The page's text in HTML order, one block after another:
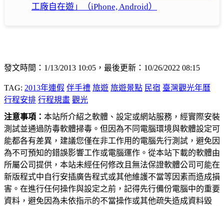
工廠自在遊」（iPhone, Android）
發文時間：1/13/2013 10:05，最後更新：10/26/2022 08:15
TAG: 2013年連假 伴手禮 旅遊 旅遊景點 民宿 臺灣觀光年曆
行程安排 行程規畫 觀光
注意事項： 本站所介紹之軟體、設定或網站服務，經實際安裝
測試並通過防毒軟體掃毒。但因為不同電腦環境與軟體設定可
能都各有差異，建議您僅在非工作用的電腦先行測試，避免因
為不可預知的錯誤影響工作或電腦運作。從本站下載的軟體由
所屬公司提供，本站未經任何修改且無法保證軟體公司可能在
新版程式中自行安插廣告程式或其他維護不當等因素而造成損
害。在進行任何操作與設定之前，記得先行備份電腦中的重要
資料，避免因為未依指示的不當操作或其他疏失造成資料毀